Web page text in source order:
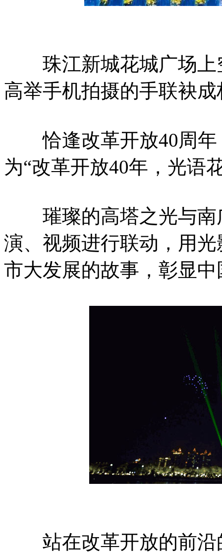
珠江新城花城广场上
高举手机拍摄的手联袂
恰逢改革开放40周年
为“改革开放40年，光语
璀璨的高塔之光与南
演、视频进行联动，用
市大发展的故事，彰显中
站在改革开放的前沿